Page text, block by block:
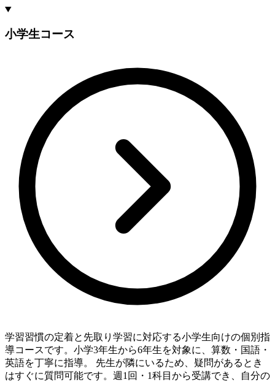
小学生コース
学習習慣の定着と先取り学習に対応する小学生向けの個別指
導コースです。小学3年生から6年生を対象に、算数・国語・
英語を丁寧に指導。 先生が隣にいるため、疑問があるとき
はすぐに質問可能です。週1回・1科目から受講でき、自分の